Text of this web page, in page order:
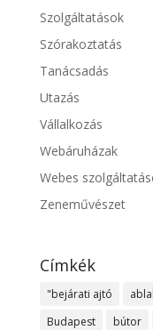
Szolgáltatások
Szórakoztatás
Tanácsadás
Utazás
Vállalkozás
Webáruházak
Webes
Zeneművészet
Címkék
"bejárati ajtó
Budapest
bútor